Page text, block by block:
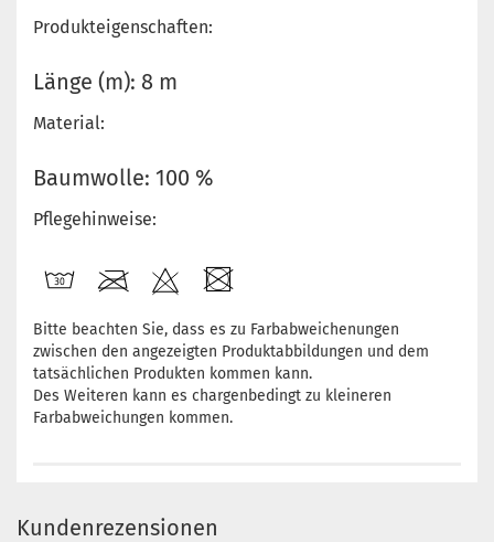
Produkteigenschaften:
Länge (m): 8 m
Material:
Baumwolle: 100 %
Pflegehinweise:
Bitte beachten Sie, dass es zu Farbabweichenungen
zwischen den angezeigten Produktabbildungen und dem
tatsächlichen Produkten kommen kann.
Des Weiteren kann es chargenbedingt zu kleineren
Farbabweichungen kommen.
Kundenrezensionen